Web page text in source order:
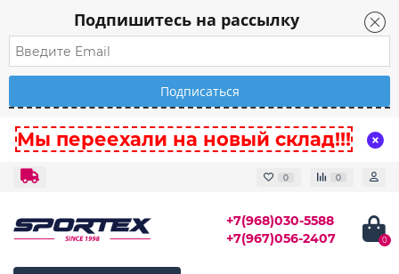
Подпишитесь на рассылку
Мы переехали на новый склад!!!
0 0
+7(968)030-5588
+7(967)056-2407
0